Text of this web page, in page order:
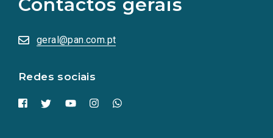
Contactos gerais
geral@pan.com.pt
Redes sociais
redes
sociais
numa
nova